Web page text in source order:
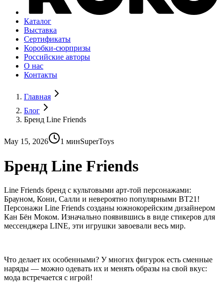
Каталог
Выставка
Сертификаты
Коробки-сюрпризы
Российские авторы
О нас
Контакты
Главная
Блог
Бренд Line Friends
May 15, 2026 1 минSuperToys
Бренд Line Friends
Line Friends бренд с культовыми арт-той персонажами:
Брауном, Кони, Салли и невероятно популярными BT21!
Персонажи Line Friends созданы южнокорейским дизайнером
Кан Бён Моком. Изначально появившись в виде стикеров для
мессенджера LINE, эти игрушки завоевали весь мир.
Что делает их особенными? У многих фигурок есть сменные
наряды — можно одевать их и менять образы на свой вкус:
мода встречается с игрой!